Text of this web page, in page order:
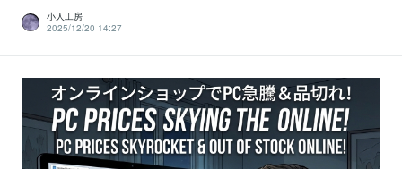
小人工房
2025/12/20 14:27